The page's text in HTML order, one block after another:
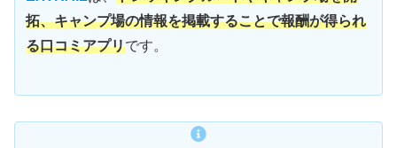
拓、キャンプ場の情報を掲載することで報酬が得られ
る口コミアプリです。